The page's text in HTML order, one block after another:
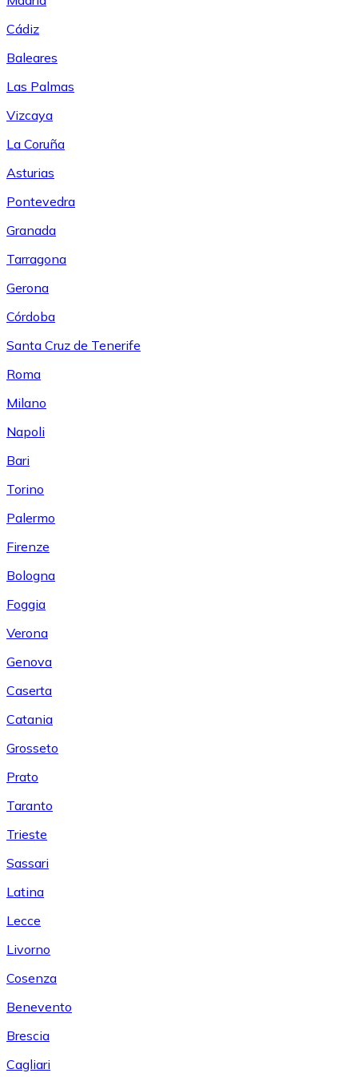
Cádiz
Baleares
Las Palmas
Vizcaya
La Coruña
Asturias
Pontevedra
Granada
Tarragona
Gerona
Córdoba
Santa Cruz de Tenerife
Roma
Milano
Napoli
Bari
Torino
Palermo
Firenze
Bologna
Foggia
Verona
Genova
Caserta
Catania
Grosseto
Prato
Taranto
Trieste
Sassari
Latina
Lecce
Livorno
Cosenza
Benevento
Brescia
Cagliari